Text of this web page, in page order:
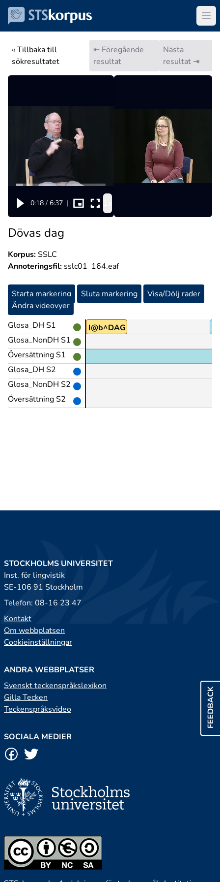
« Tillbaka till
sökresultatet
⇤ Föregående
resultat
Nästa
resultat ⇥
0:18 / 6:37 |
Dövas dag
Korpus:SSLC
Annoteringsfil: sslc01_164.eaf
Starta markering Sluta markering
Visa/Dölj rader
Ändra videovyer
Glosa_DH S1
Glosa_NonDH S1
Översättning S1
Glosa_DH S2
Glosa_NonDH S2
Översättning S2
I@b^DAG
FEEDBACK
STOCKHOLMS UNIVERSITET
Inst. för lingvistik
SE-106 91 Stockholm
Telefon: 08-16 23 47
Kontakt
Om webbplatsen
Cookieinställningar
ANDRA WEBBPLATSER
Svenskt teckenspråkslexikon
Gilla Tecken
Teckenspråksvideo
SOCIALA MEDIER